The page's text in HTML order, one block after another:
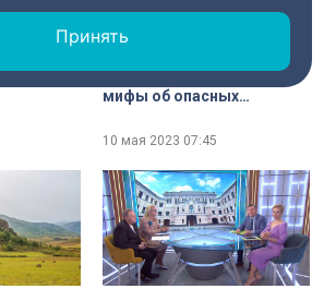
мифы об опасных
10 мая 2023 07:45
Принять